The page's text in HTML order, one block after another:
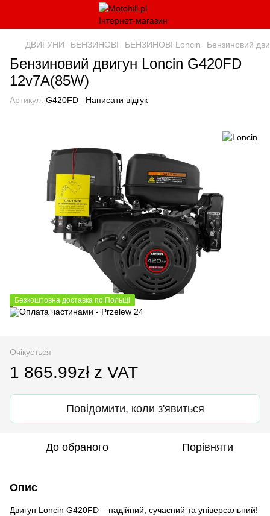
ДВИГУНИ БЕНЗИНОВІ БЕНЗИНОВІ Loncin Бензиновий
Бензиновий двигун Loncin G420FD
12v7A(85W)
Артикул: G420FD Написати відгук
Безкоштовна доставка по Польщі
Очікується
1 865.99zł z VAT
Повідомити, коли з'явиться
До обраного Порівняти
Опис
Двигун Loncin G420FD – надійний, сучасний та універсальний!